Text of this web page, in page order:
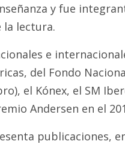
y fue
la lectura.
e
del Fondo
el Kónex, el SM
Andersen en el
publicaciones,